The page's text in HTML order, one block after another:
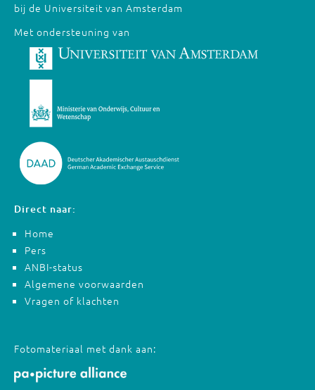
bij de Universiteit van Amsterdam
Met ondersteuning van
Direct naar:
Home
Pers
ANBI-status
Algemene voorwaarden
Vragen of klachten
Fotomateriaal met dank aan: